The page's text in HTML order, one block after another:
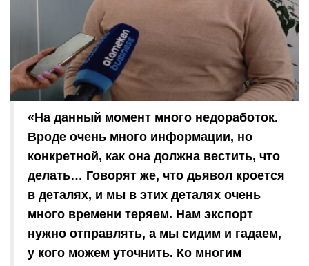
«На данный момент много недоработок.
Вроде очень много информации, но
конкретной, как она должна вестить, что
делать… Говорят же, что дьявол кроется
в деталях, и мы в этих деталях очень
много времени теряем. Нам экспорт
нужно отправлять, а мы сидим и гадаем,
у кого можем уточнить. Ко многим